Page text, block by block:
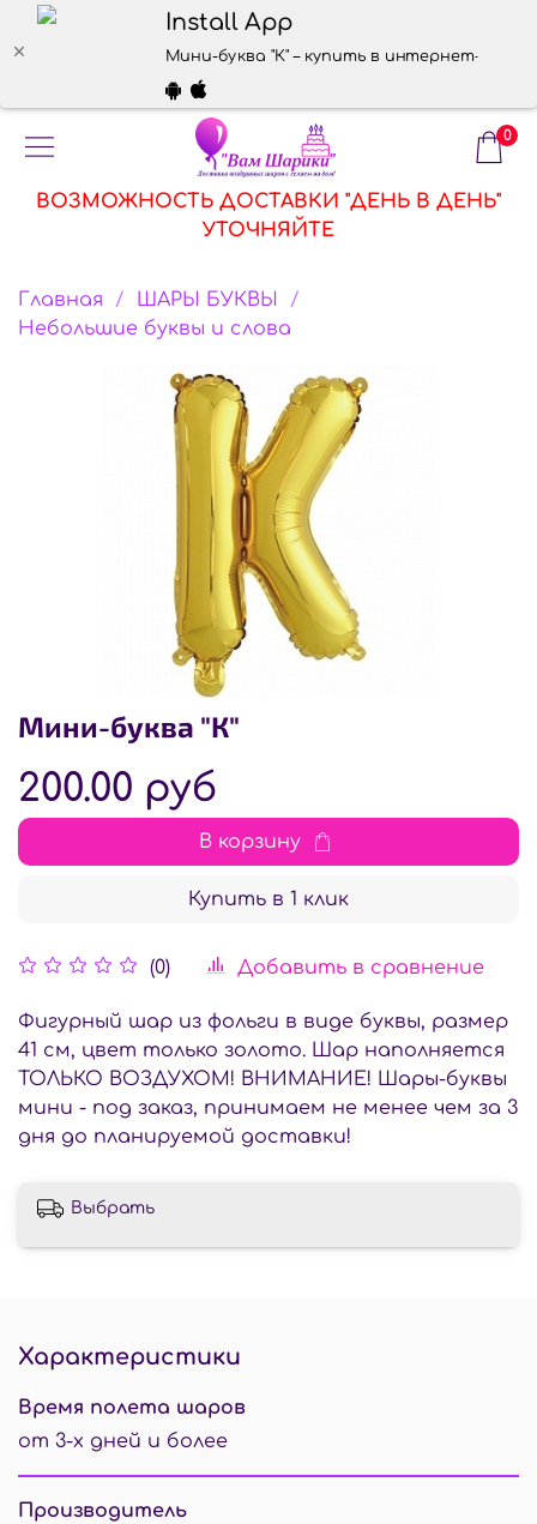
Install App
Мини-буква "К" – купить в интернет-
0
ВОЗМОЖНОСТЬ ДОСТАВКИ "ДЕНЬ В ДЕНЬ"
УТОЧНЯЙТЕ
Главная
ШАРЫ БУКВЫ
Небольшие буквы и слова
Мини-буква "К"
(0) Добавить в сравнение
200.00 руб
В корзину
Купить в 1 клик
Фигурный шар из фольги в виде буквы, размер
41 см, цвет только золото. Шар наполняется
ТОЛЬКО ВОЗДУХОМ! ВНИМАНИЕ! Шары-буквы
мини - под заказ, принимаем не менее чем за 3
дня до планируемой доставки!
Выбрать
Характеристики
Время полета шаров
от 3-х дней и более
Производитель